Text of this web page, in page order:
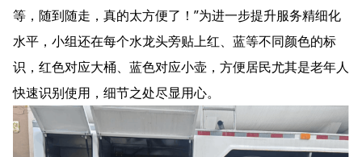
等，随到随走，真的太方便了！”为进一步提升服务精细化
水平，小组还在每个水龙头旁贴上红、蓝等不同颜色的标
识，红色对应大桶、蓝色对应小壶，方便居民尤其是老年人
快速识别使用，细节之处尽显用心。